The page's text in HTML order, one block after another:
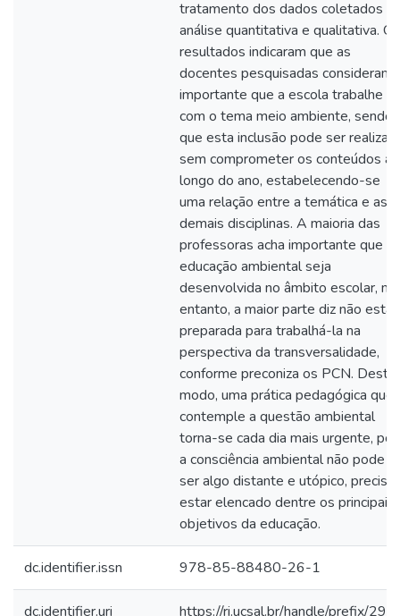
tratamento dos dados coletados a
análise quantitativa e qualitativa. Os
resultados indicaram que as
docentes pesquisadas consideram
importante que a escola trabalhe
com o tema meio ambiente, sendo
que esta inclusão pode ser
sem comprometer os conteúdos ao
longo do ano, estabelecendo-se
uma relação entre a temática e as
demais disciplinas. A maioria das
professoras acha importante que a
educação ambiental seja
desenvolvida no âmbito escolar, no
entanto, a maior parte diz não estar
preparada para trabalhá-la na
perspectiva da transversalidade,
conforme preconiza os PCN. Deste
modo, uma prática pedagógica que
contemple a questão ambiental
torna-se cada dia mais urgente,
a consciência ambiental não pode
ser algo distante e utópico, precisa
estar elencado dentre os principais
objetivos da educação.
dc.identifier.issn 978-85-88480-26-1
dc.identifier.uri https://ri.ucsal.br/handle/prefix/